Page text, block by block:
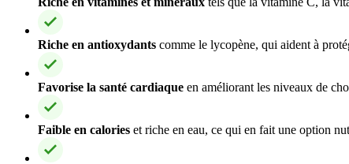
Riche en antioxydants comme le lycopène, qui aident à
Favorise la santé cardiaque en améliorant les niveaux de
Faible en calories et riche en eau, ce qui en fait une option